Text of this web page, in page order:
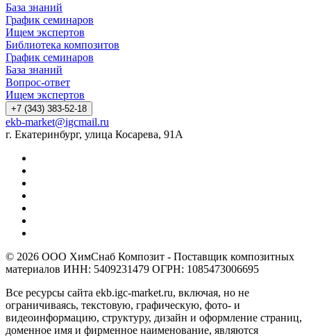
База знаний
График семинаров
Ищем экспертов
Библиотека композитов
График семинаров
База знаний
Вопрос-ответ
Ищем экспертов
+7 (343) 383-52-18
ekb-market@igcmail.ru
г. Екатеринбург, улица Косарева, 91А
© 2026 ООО ХимСнаб Композит - Поставщик композитных
материалов ИНН: 5409231479 ОГРН: 1085473006695
Все ресурсы сайта ekb.igc-market.ru, включая, но не
ограничиваясь, текстовую, графическую, фото- и
видеоинформацию, структуру, дизайн и оформление страниц,
доменное имя и фирменное наименование, являются